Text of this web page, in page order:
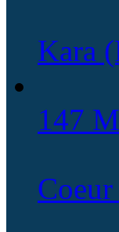
Kara
147